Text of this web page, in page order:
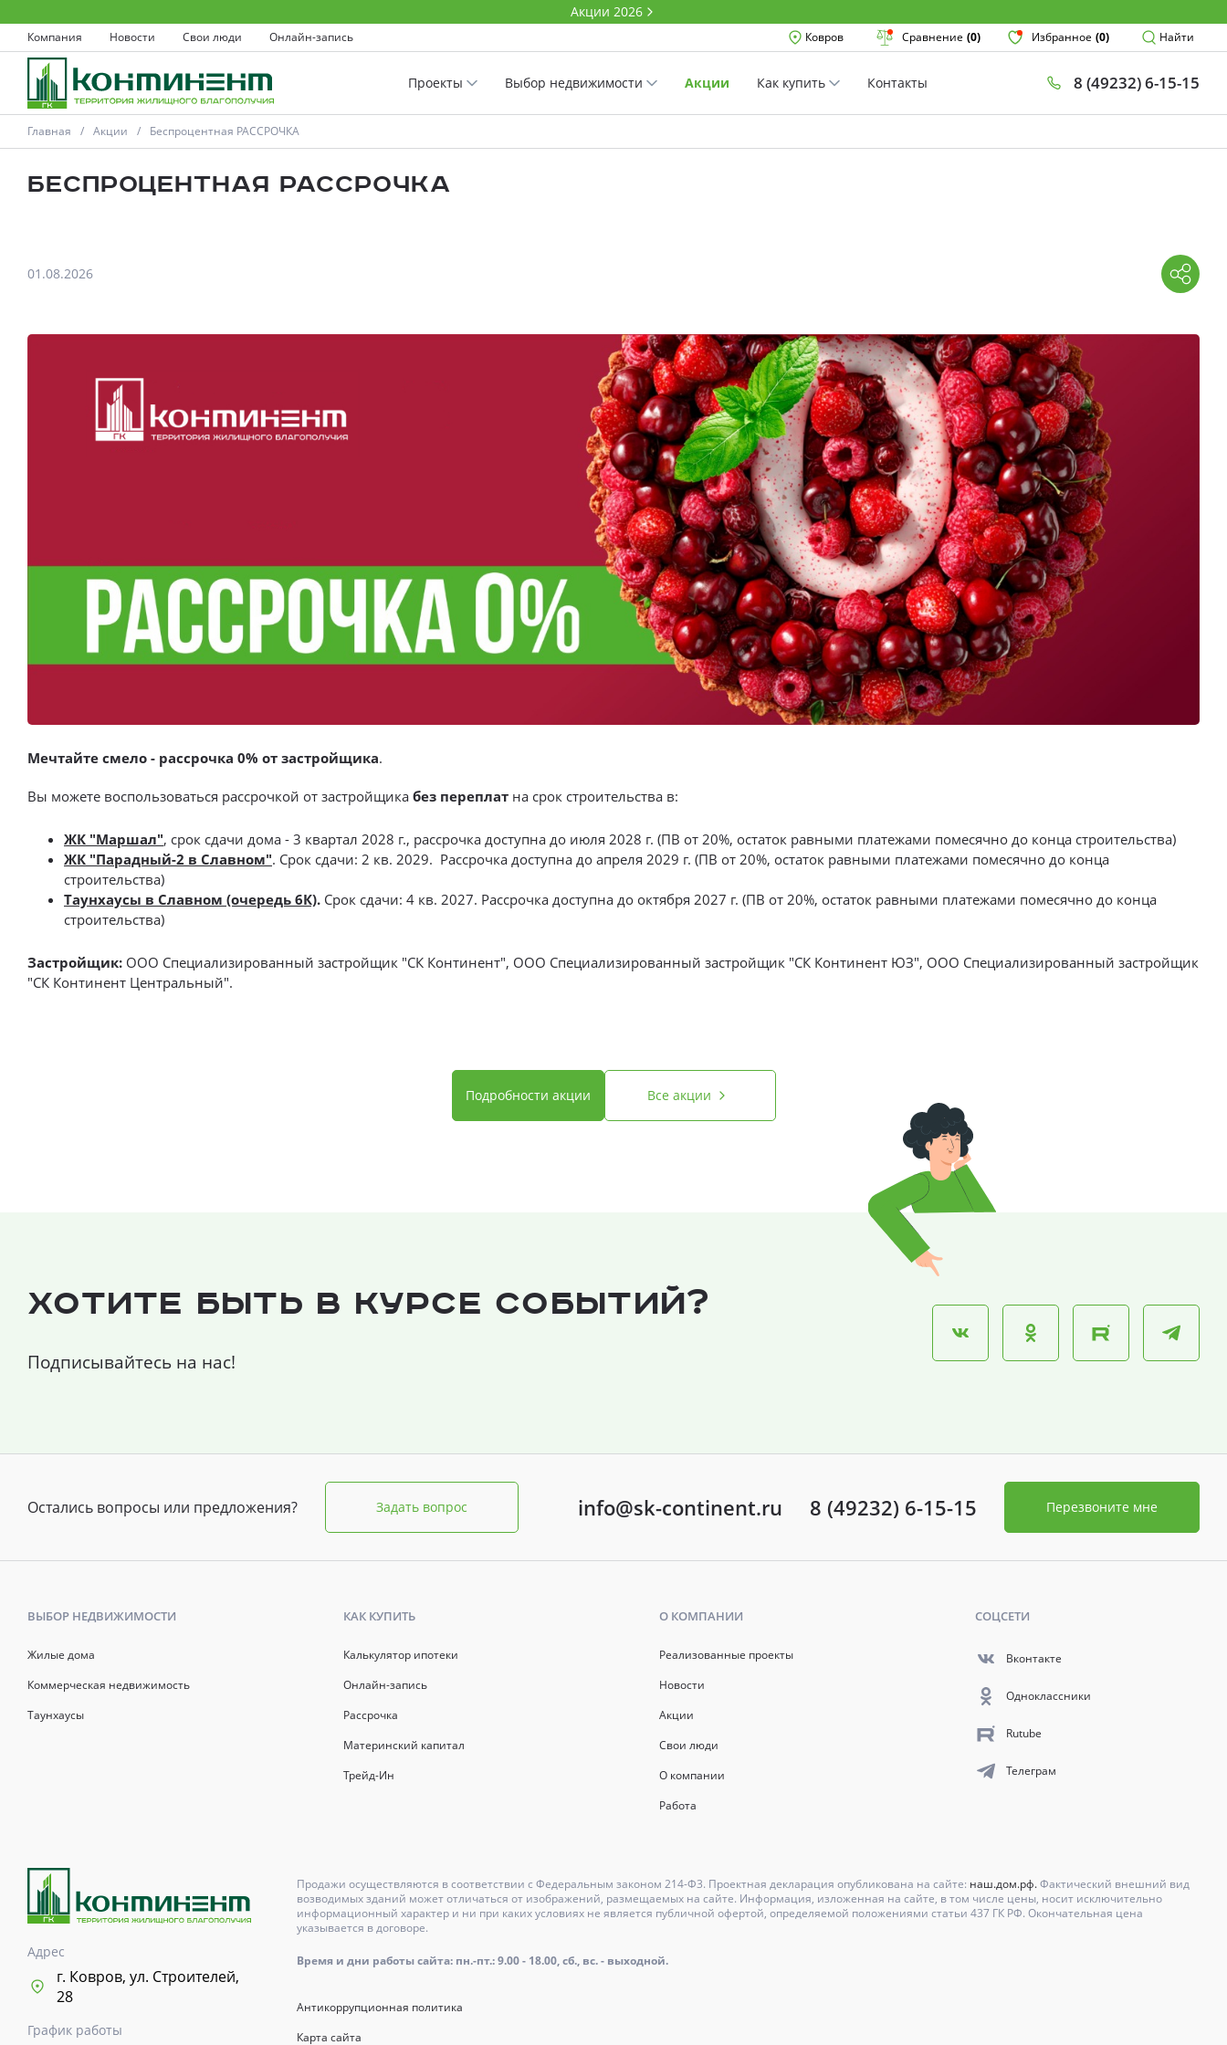
Акции 2026
Компания Новости Свои люди Онлайн-запись Ковров Сравнение (0) Избранное (0) Найти
Проекты Выбор недвижимости Акции Как купить Контакты 8 (49232) 6-15-15
×
Выбор недвижимости
О компании
Онлайн-запись
Главная Акции Беспроцентная РАССРОЧКА
Поиск
Беспроцентная РАССРОЧКА
01.08.2026
Мечтайте смело - рассрочка 0% от застройщика.
Вы можете воспользоваться рассрочкой от застройщика без переплат на срок строительства в:
ЖК "Маршал", срок сдачи дома - 3 квартал 2028 г., рассрочка доступна до июля 2028 г. (ПВ от 20%, остаток равными платежами помесячно до конца строительства)
ЖК "Парадный-2 в Славном". Срок сдачи: 2 кв. 2029. Рассрочка доступна до апреля 2029 г. (ПВ от 20%, остаток равными платежами помесячно до конца
строительства)
Таунхаусы в Славном (очередь 6К). Срок сдачи: 4 кв. 2027. Рассрочка доступна до октября 2027 г. (ПВ от 20%, остаток равными платежами помесячно до конца
строительства)
Застройщик: ООО Специализированный застройщик "СК Континент", ООО Специализированный застройщик "СК Континент ЮЗ", ООО Специализированный застройщик
"СК Континент Центральный".
Подробности акции Все акции
Хотите быть в курсе событий?
Подписывайтесь на нас!
Остались вопросы или предложения? Задать вопрос info@sk-continent.ru 8 (49232) 6-15-15 Перезвоните мне
ВЫБОР НЕДВИЖИМОСТИ
Жилые дома
Коммерческая недвижимость
Таунхаусы
КАК КУПИТЬ
Калькулятор ипотеки
Онлайн-запись
Рассрочка
Материнский капитал
Трейд-Ин
О КОМПАНИИ
Реализованные проекты
Новости
Акции
Свои люди
О компании
Работа
СОЦСЕТИ
Вконтакте
Одноклассники
Rutube
Телеграм
Адрес
г. Ковров, ул. Строителей,
28
График работы
Продажи осуществляются в соответствии с Федеральным законом 214-Ф3. Проектная декларация опубликована на сайте: наш.дом.рф.Фактический внешний вид
возводимых зданий может отличаться от изображений, размещаемых на сайте. Информация, изложенная на сайте, в том числе цены, носит исключительно
информационный характер и ни при каких условиях не является публичной офертой, определяемой положениями статьи 437 ГК РФ. Окончательная цена
указывается в договоре.
Время и дни работы сайта: пн.-пт.: 9.00 - 18.00, сб., вс. - выходной.
Антикоррупционная политика
Карта сайта